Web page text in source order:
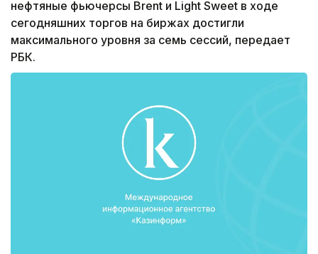
нефтяные фьючерсы Brent и Light Sweet в ходе
сегодняшних торгов на биржах достигли
максимального уровня за семь сессий, передает
РБК.